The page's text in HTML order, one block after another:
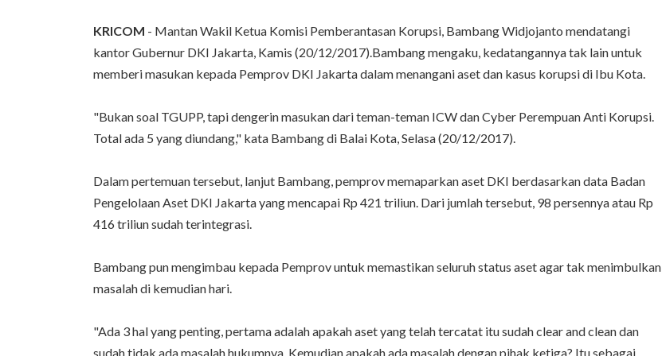
KRICOM - Mantan Wakil Ketua Komisi Pemberantasan Korupsi, Bambang Widjojanto mendatangi
kantor Gubernur DKI Jakarta, Kamis (20/12/2017).Bambang mengaku, kedatangannya tak lain untuk
memberi masukan kepada Pemprov DKI Jakarta dalam menangani aset dan kasus korupsi di Ibu Kota.
"Bukan soal TGUPP, tapi dengerin masukan dari teman-teman ICW dan Cyber Perempuan Anti Korupsi.
Total ada 5 yang diundang," kata Bambang di Balai Kota, Selasa (20/12/2017).
Dalam pertemuan tersebut, lanjut Bambang, pemprov memaparkan aset DKI berdasarkan data Badan
Pengelolaan Aset DKI Jakarta yang mencapai Rp 421 triliun. Dari jumlah tersebut, 98 persennya atau Rp
416 triliun sudah terintegrasi.
Bambang pun mengimbau kepada Pemprov untuk memastikan seluruh status aset agar tak menimbulkan
masalah di kemudian hari.
"Ada 3 hal yang penting, pertama adalah apakah aset yang telah tercatat itu sudah clear and clean dan
sudah tidak ada masalah hukumnya. Kemudian apakah ada masalah dengan pihak ketiga? Itu sebagai